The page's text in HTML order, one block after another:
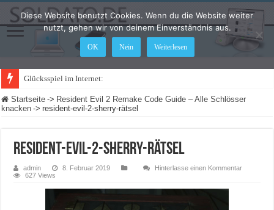
Glücksspiel im Internet: Was ändert sic
Startseite -> Resident Evil 2 Remake Code Guide – Alle Schlösser
knacken -> resident-evil-2-sherry-rätsel
resident-evil-2-sherry-rätsel
admin 8. Februar 2019
Hinterlasse einen Kommentar
627 Views
Diese Website benutzt Cookies. Wenn du die Website weiter
nutzt, gehen wir von deinem Einverständnis aus.
OK Nein Weiterlesen